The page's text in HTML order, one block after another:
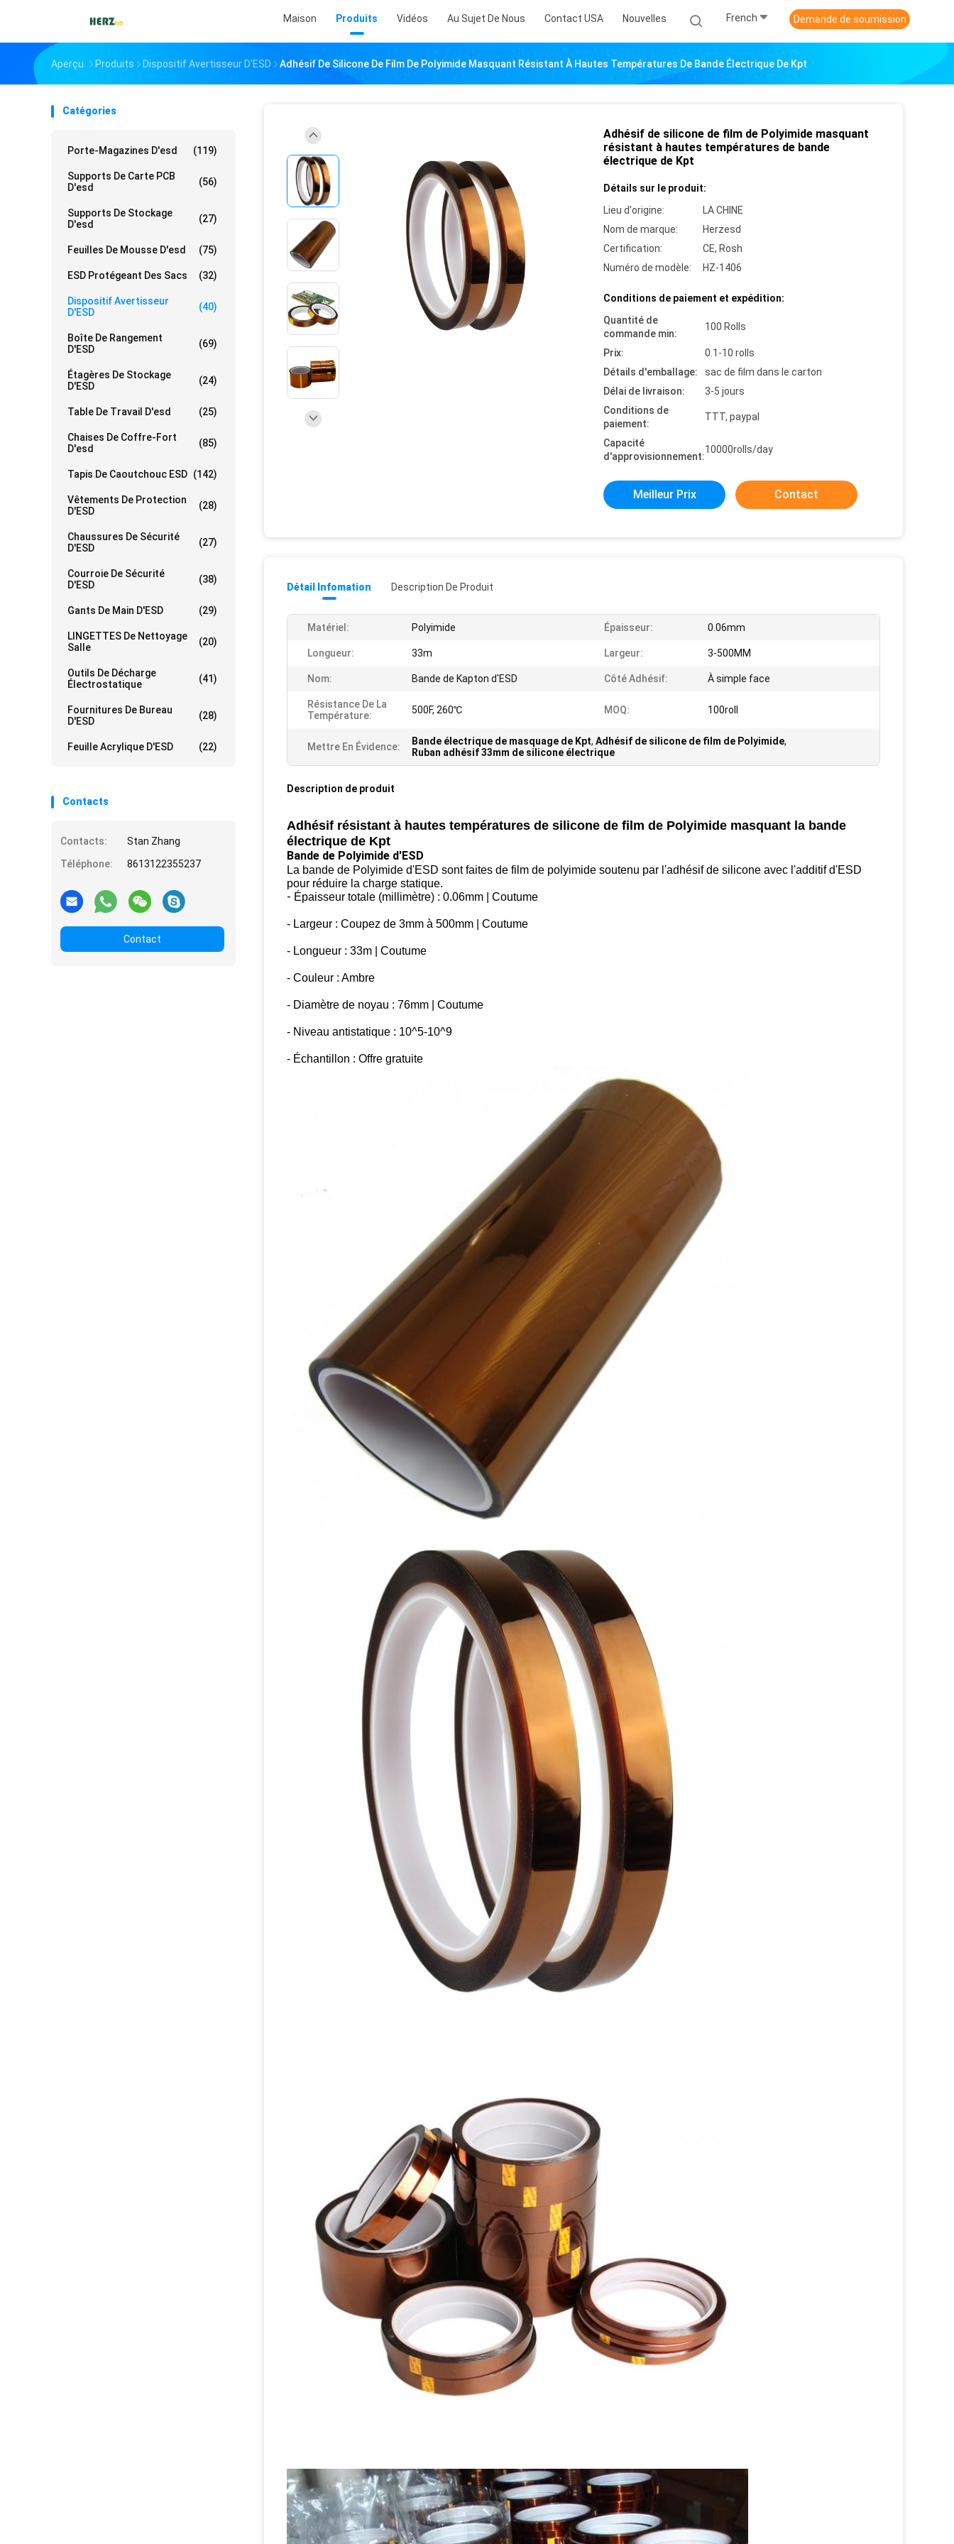
Maison Produits Vidéos Au Sujet De Nous Contact USA Nouvelles French Demande de soumission
Aperçu Produits Dispositif Avertisseur D'ESD Adhésif De Silicone De Film De Polyimide Masquant Résistant À Hautes Températures De Bande Électrique De Kpt
Catégories
Porte-Magazines D'esd (119)
Supports De Carte PCB
D'esd
(56)
Supports De Stockage
D'esd
(27)
Feuilles De Mousse D'esd (75)
ESD Protégeant Des Sacs (32)
Dispositif Avertisseur
D'ESD
(40)
Boîte De Rangement
D'ESD
(69)
Étagères De Stockage
D'ESD
(24)
Table De Travail D'esd (25)
Chaises De Coffre-Fort
D'esd
(85)
Tapis De Caoutchouc ESD (142)
Vêtements De Protection
D'ESD
(28)
Chaussures De Sécurité
D'ESD
(27)
Courroie De Sécurité
D'ESD
(38)
Gants De Main D'ESD (29)
LINGETTES De Nettoyage
Salle
(20)
Outils De Décharge
Électrostatique
(41)
Fournitures De Bureau
D'ESD
(28)
Feuille Acrylique D'ESD (22)
Contacts
Contacts:
Stan Zhang
Téléphone:
8613122355237
Contact
Adhésif de silicone de film de Polyimide masquant
résistant à hautes températures de bande
électrique de Kpt
Détails sur le produit:
Lieu d'origine:
LA CHINE
Nom de marque:
Herzesd
Certification:
CE, Rosh
Numéro de modèle:
HZ-1406
Conditions de paiement et expédition:
Quantité de
commande min:
100 Rolls
Prix:
0.1-10 rolls
Détails d'emballage:
sac de film dans le carton
Délai de livraison:
3-5 jours
Conditions de
paiement:
TTT, paypal
Capacité
d'approvisionnement:
10000rolls/day
Meilleur Prix Contact
Détail Infomation Description De Produit
Matériel: Polyimide Épaisseur: 0.06mm
Longueur: 33m Largeur: 3-500MM
Nom: Bande de Kapton d'ESD Côté Adhésif: À simple face
Résistance De La
Température:
500F, 260℃ MOQ: 100roll
Mettre En Évidence: Bande électrique de masquage de Kpt, Adhésif de silicone de film de Polyimide,
Ruban adhésif 33mm de silicone électrique
Description de produit
Adhésif résistant à hautes températures de silicone de film de Polyimide masquant la bande
électrique de Kpt
Bande de Polyimide d'ESD
La bande de Polyimide d'ESD sont faites de film de polyimide soutenu par l'adhésif de silicone avec l'additif d'ESD
pour réduire la charge statique.
- Épaisseur totale (millimètre) : 0.06mm | Coutume
- Largeur : Coupez de 3mm à 500mm | Coutume
- Longueur : 33m | Coutume
- Couleur : Ambre
- Diamètre de noyau : 76mm | Coutume
- Niveau antistatique : 10^5-10^9
- Échantillon : Offre gratuite